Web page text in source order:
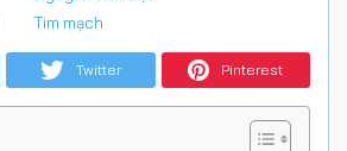
Tim mạch
Twitter Pinterest